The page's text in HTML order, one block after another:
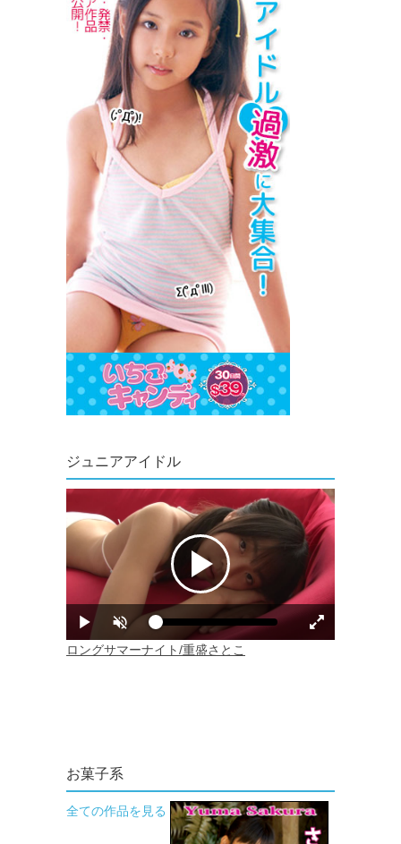
ジュニアアイドル
お菓子系
全ての作品を見る